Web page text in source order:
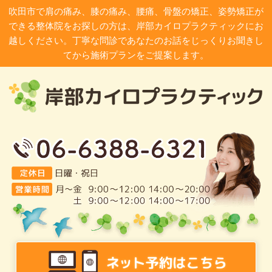
吹田市で肩の痛み、膝の痛み、腰痛、骨盤の矯正、姿勢矯正が
できる整体院をお探しの方は、岸部カイロプラクティックにお
越しください。丁寧な問診であなたのお話をじっくりお聞きし
てから施術プランをご提案します。